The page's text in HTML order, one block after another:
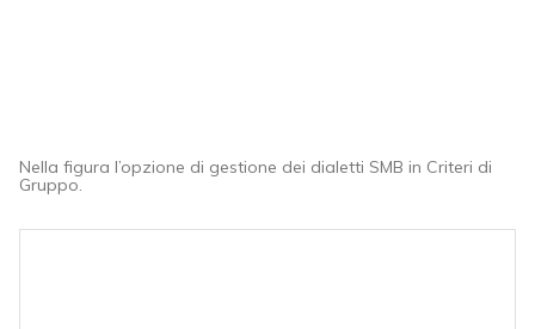
Nella figura l’opzione di gestione dei dialetti SMB in Criteri di
Gruppo.